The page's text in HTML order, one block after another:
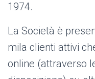
1974.
La Società è
mila clienti attivi
online (attraverso